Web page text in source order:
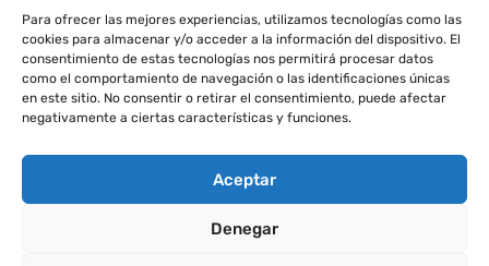
Para ofrecer las mejores experiencias, utilizamos tecnologías como las
cookies para almacenar y/o acceder a la información del dispositivo. El
consentimiento de estas tecnologías nos permitirá procesar datos
como el comportamiento de navegación o las identificaciones únicas
en este sitio. No consentir o retirar el consentimiento, puede afectar
negativamente a ciertas características y funciones.
Aceptar
Denegar
en etapas posteriores como es el acoso.
Si deseas más información,
haz click en este enlace:
MÓNICA SERRANO © 2025 TODOS LOS DERECHOS RESERVADOS